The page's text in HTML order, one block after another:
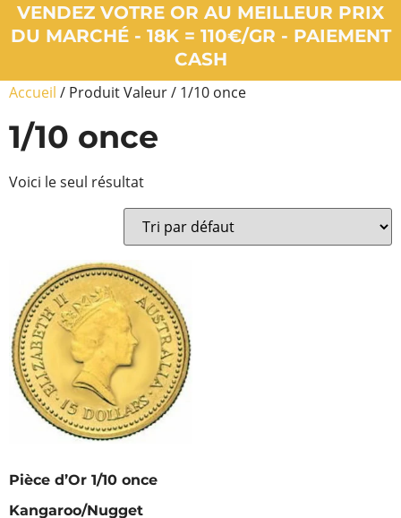
VENDEZ VOTRE OR AU MEILLEUR PRIX
DU MARCHÉ - 18K = 110€/GR - PAIEMENT
CASH
Accueil / Produit Valeur / 1/10 once
1/10 once
Voici le seul résultat
Pièce d’Or 1/10 once
Kangaroo/Nugget